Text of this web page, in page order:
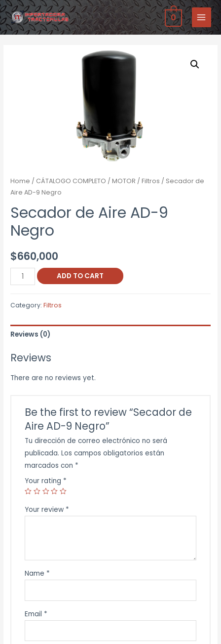
Ir
al
contenido
0
MAIN
Home / CÁTALOGO COMPLETO /MOTOR /Filtros / Secador de
Aire AD-9 Negro
Secador de Aire AD-9
Negro
$660,000
Secador
de
9
Negro
ADD TO CART
Category:Filtros
Reviews (0)
Reviews
There are no reviews yet.
Be the first to review “Secador de
Aire AD-9 Negro”
Tu dirección de correo electrónico no será
publicada. Los campos obligatorios están
marcados con *
Your rating *
Your review *
Name *
Email *